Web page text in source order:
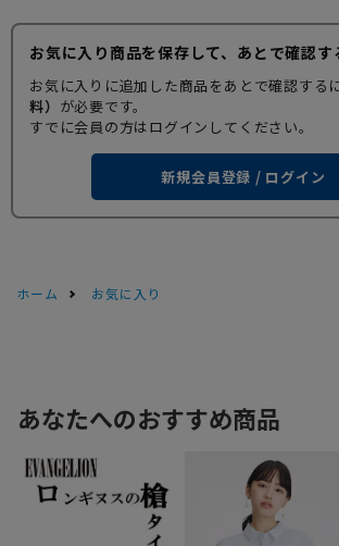
お気に入り商品を保存して、あとで確認す
お気に入りに追加した商品をあとで確認する
料） が必要です。
すでに会員の方はログインしてください。
新規会員登録 / ログイン
ホーム お気に入り